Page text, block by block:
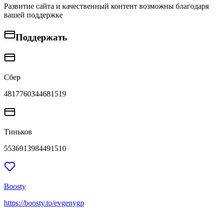
Развитие сайта и качественный контент возможны благодаря
вашей поддержке
Поддержать
Сбер
4817760344681519
Тиньков
5536913984491510
Boosty
https://boosty.to/evgenygp